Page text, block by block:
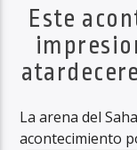
Este
La arena del
acontecimiento